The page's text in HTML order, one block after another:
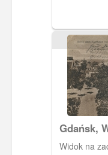
Gdańsk,
cześć
Widok na